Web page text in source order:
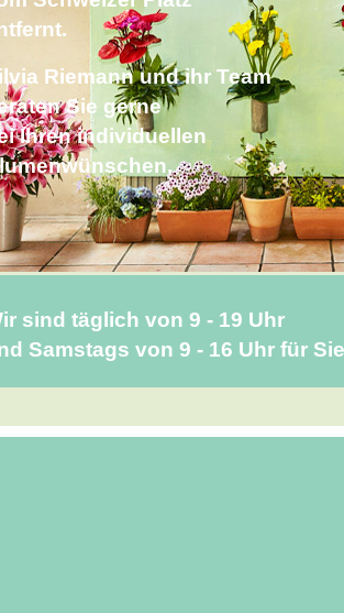
Riemann und ihr Team
Sie gerne
Ihrenindividuellen
sind täglich von 9 - 19 Uhr
Samstags von 9 - 16 Uhr für